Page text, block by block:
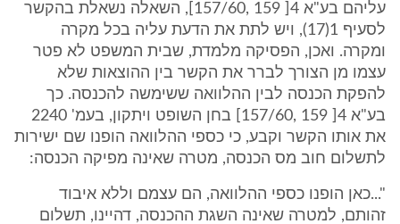
עליהם בע"א 4[ 159 ,157/60], השאלה נשאלת בהקשר
לסעיף 1(17), ויש לתת את הדעת עליה בכל מקרה
ומקרה. ואכן, הפסיקה מלמדת, שבית המשפט לא פטר
עצמו מן הצורך לברר את הקשר בין ההוצאות שלא
להפקת הכנסה לבין ההלוואה ששימשה להכנסה. כך
בע"א 4[ 159 ,157/60] בחן השופט ויתקון, בעמ' 2240
את אותו הקשר וקבע, כי כספי ההלוואה הופנו שם ישירות
לתשלום חוב מס הכנסה, מטרה שאינה מפיקה הכנסה:
"...כאן הופנו כספי ההלוואה, הם עצמם וללא איבוד
זהותם, למטרה שאינה השגת ההכנסה, דהיינו, תשלום